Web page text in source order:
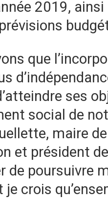
2019,
que
ses
social de
maire
et président
de poursuivre
je crois